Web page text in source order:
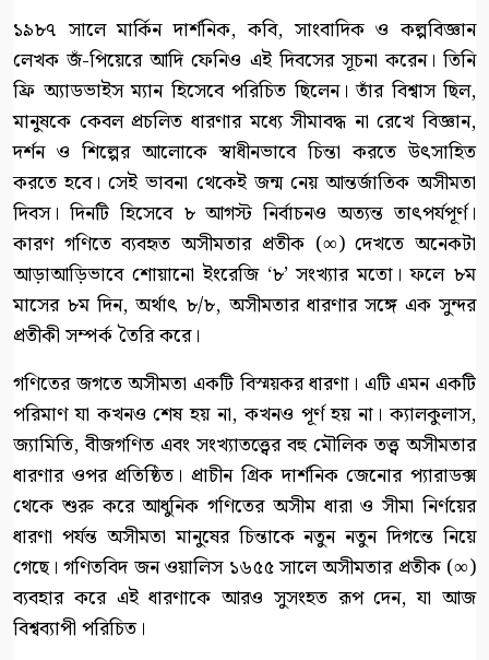
১৯৮৭ সালে মার্কিন দার্শনিক, কবি, সাংবাদিক ও কল্পবিজ্ঞান
লেখক জঁ-পিয়েরে আদি ফেনিও এই দিবসের সূচনা করেন। তিনি
ফ্রি অ্যাডভাইস ম্যান হিসেবে পরিচিত ছিলেন। তাঁর বিশ্বাস ছিল,
মানুষকে কেবল প্রচলিত ধারণার মধ্যে সীমাবদ্ধ না রেখে বিজ্ঞান,
দর্শন ও শিল্পের আলোকে স্বাধীনভাবে চিন্তা করতে উৎসাহিত
করতে হবে। সেই ভাবনা থেকেই জন্ম নেয় আন্তর্জাতিক অসীমতা
দিবস। দিনটি হিসেবে ৮ আগস্ট নির্বাচনও অত্যন্ত তাৎপর্যপূর্ণ।
কারণ গণিতে ব্যবহৃত অসীমতার প্রতীক (∞) দেখতে অনেকটা
আড়াআড়িভাবে শোয়ানো ইংরেজি ‘৮’ সংখ্যার মতো। ফলে ৮ম
মাসের ৮ম দিন, অর্থাৎ ৮/৮, অসীমতার ধারণার সঙ্গে এক সুন্দর
প্রতীকী সম্পর্ক তৈরি করে।
গণিতের জগতে অসীমতা একটি বিস্ময়কর ধারণা। এটি এমন একটি
পরিমাণ যা কখনও শেষ হয় না, কখনও পূর্ণ হয় না। ক্যালকুলাস,
জ্যামিতি, বীজগণিত এবং সংখ্যাতত্ত্বের বহু মৌলিক তত্ত্ব অসীমতার
ধারণার ওপর প্রতিষ্ঠিত। প্রাচীন গ্রিক দার্শনিক জেনোর প্যারাডক্স
থেকে শুরু করে আধুনিক গণিতের অসীম ধারা ও সীমা নির্ণয়ের
ধারণা পর্যন্ত অসীমতা মানুষের চিন্তাকে নতুন নতুন দিগন্তে নিয়ে
গেছে। গণিতবিদ জন ওয়ালিস ১৬৫৫ সালে অসীমতার প্রতীক (∞)
ব্যবহার করে এই ধারণাকে আরও সুসংহত রূপ দেন, যা আজ
বিশ্বব্যাপী পরিচিত।